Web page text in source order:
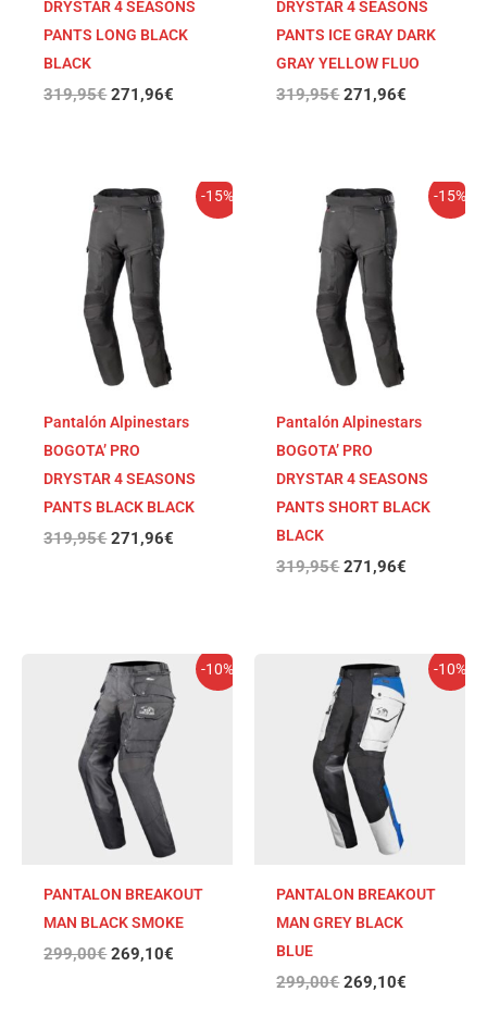
DRYSTAR 4 SEASONS
PANTS LONG BLACK
BLACK
319,95€ 271,96€
DRYSTAR 4 SEASONS
PANTS ICE GRAY DARK
GRAY YELLOW FLUO
319,95€ 271,96€
-15%
Pantalón Alpinestars
BOGOTA’ PRO
DRYSTAR 4 SEASONS
PANTS BLACK BLACK
319,95€
El
precio
original
era:
319,95€.
271,96€
precio
-15%
Pantalón Alpinestars
BOGOTA’ PRO
DRYSTAR 4 SEASONS
PANTS SHORT BLACK
BLACK
319,95€
El
precio
original
era:
319,95€.
271,96€
precio
-10%
PANTALON BREAKOUT
MAN BLACK SMOKE
299,00€
El
precio
original
era:
299,00€.
269,10€
precio
actual
-10%
PANTALON BREAKOUT
MAN GREY BLACK
BLUE
299,00€
El
precio
original
era:
299,00€.
269,10€
precio
actual